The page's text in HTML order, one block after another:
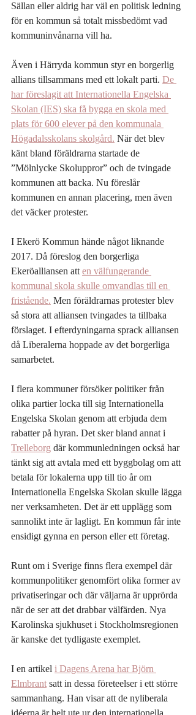
Sällan eller aldrig har väl en politisk ledning
för en kommun så totalt missbedömt vad
kommuninvånarna vill ha.
Även i Härryda kommun styr en borgerlig
allians tillsammans med ett lokalt parti. De
har föreslagit att Internationella Engelska
Skolan (IES) ska få bygga en skola med
plats för 600 elever på den kommunala
Högadalsskolans skolgård. När det blev
känt bland föräldrarna startade de
”Mölnlycke Skoluppror” och de tvingade
kommunen att backa. Nu föreslår
kommunen en annan placering, men även
det väcker protester.
I Ekerö Kommun hände något liknande
2017. Då föreslog den borgerliga
Ekeröalliansen att en välfungerande
kommunal skola skulle omvandlas till en
fristående. Men föräldrarnas protester blev
så stora att alliansen tvingades ta tillbaka
förslaget. I efterdyningarna sprack alliansen
då Liberalerna hoppade av det borgerliga
samarbetet.
I flera kommuner försöker politiker från
olika partier locka till sig Internationella
Engelska Skolan genom att erbjuda dem
rabatter på hyran. Det sker bland annat i
Trelleborg där kommunledningen också har
tänkt sig att avtala med ett byggbolag om att
betala för lokalerna upp till tio år om
Internationella Engelska Skolan skulle lägga
ner verksamheten. Det är ett upplägg som
sannolikt inte är lagligt. En kommun får inte
ensidigt gynna en person eller ett företag.
Runt om i Sverige finns flera exempel där
kommunpolitiker genomfört olika former av
privatiseringar och där väljarna är upprörda
när de ser att det drabbar välfärden. Nya
Karolinska sjukhuset i Stockholmsregionen
är kanske det tydligaste exemplet.
I en artikel i Dagens Arena har Björn
Elmbrant satt in dessa företeelser i ett större
sammanhang. Han visar att de nyliberala
idéerna är helt ute ur den internationella